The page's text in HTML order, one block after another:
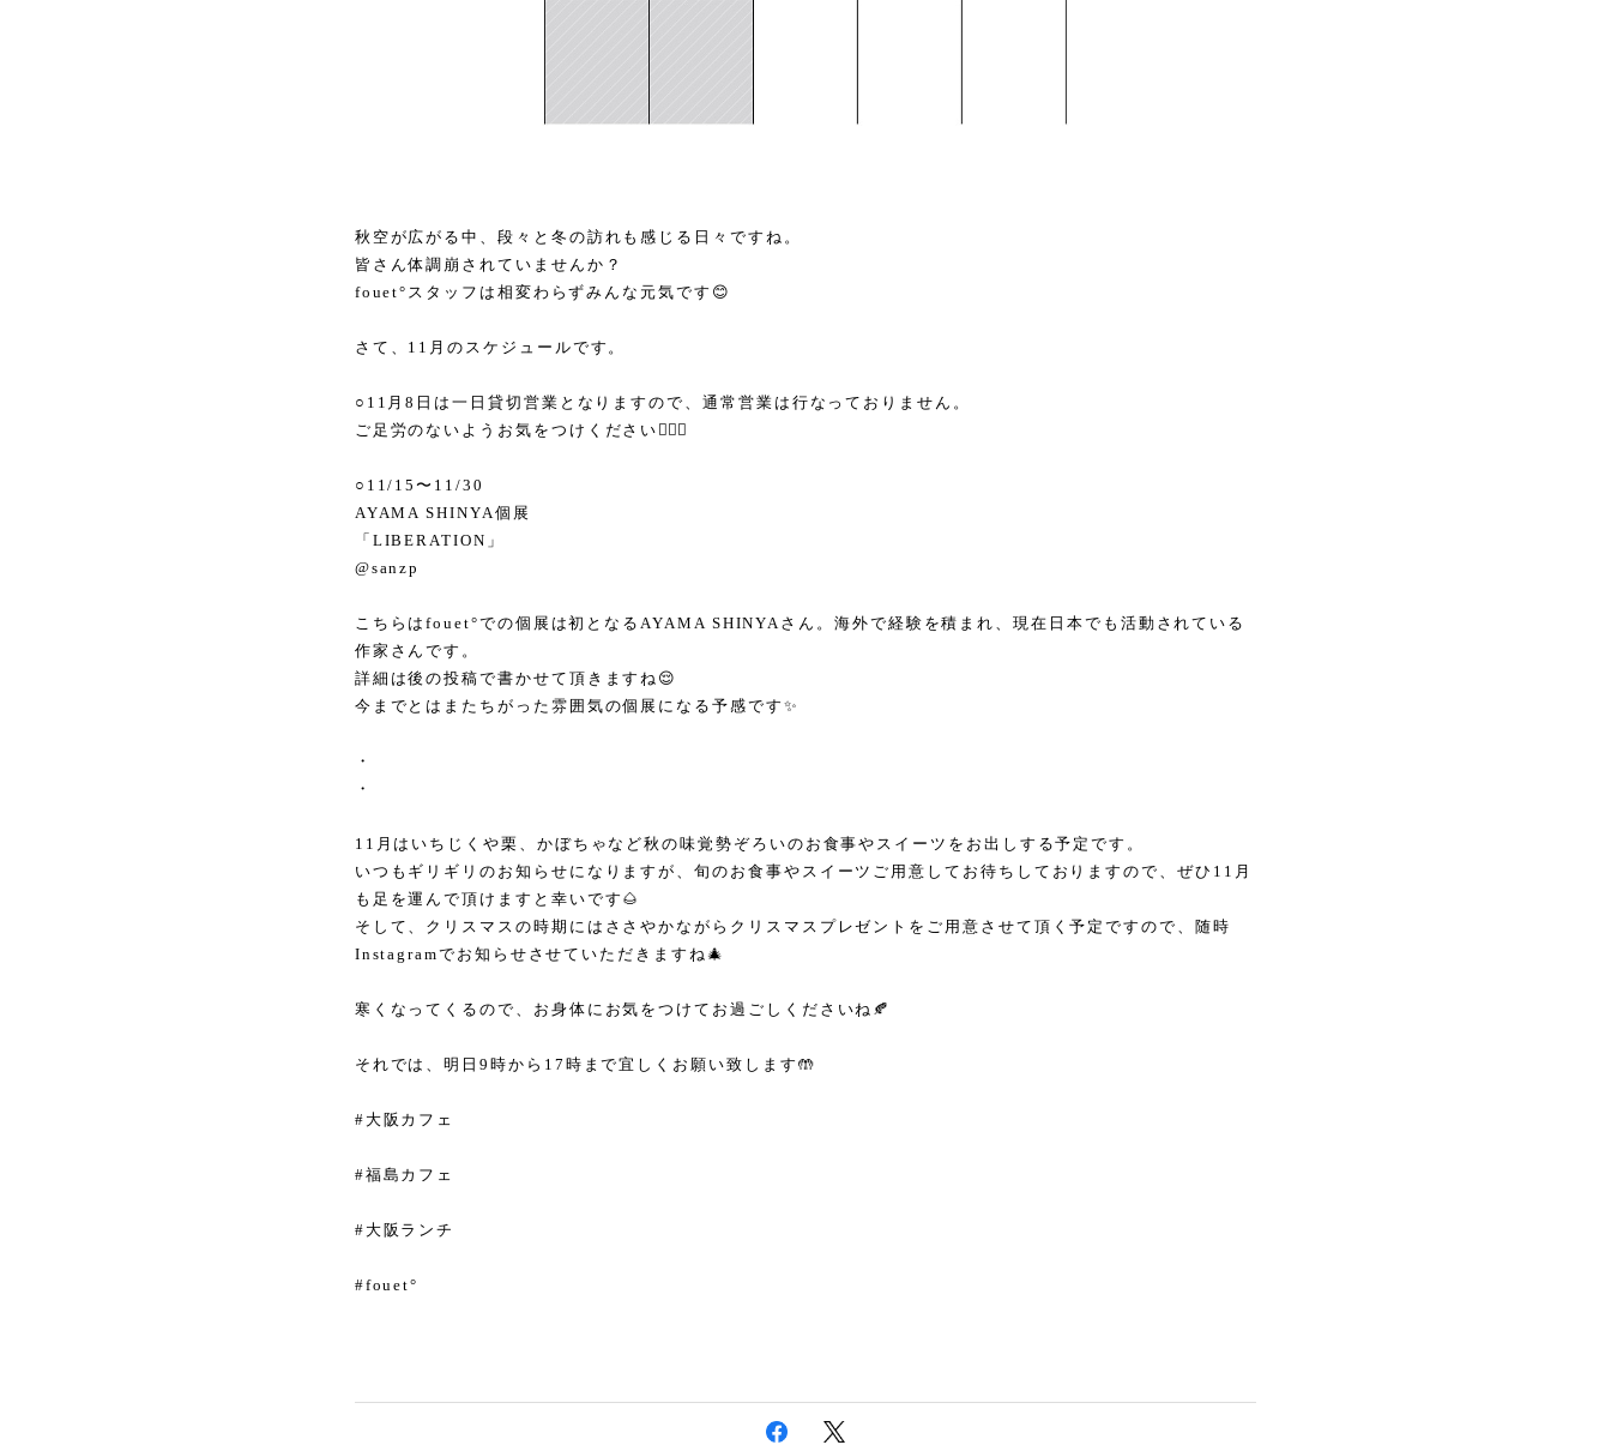
秋空が広がる中、段々と冬の訪れも感じる日々ですね。
皆さん体調崩されていませんか？
fouet°スタッフは相変わらずみんな元気です😊
さて、11月のスケジュールです。
○11月8日は一日貸切営業となりますので、通常営業は行なっておりません。
ご足労のないようお気をつけください🙇🏻‍♀️
○11/15〜11/30
AYAMA SHINYA個展
「LIBERATION」
@sanzp
こちらはfouet°での個展は初となるAYAMA SHINYAさん。海外で経験を積まれ、現在日本でも活動されている
作家さんです。
詳細は後の投稿で書かせて頂きますね😌
今までとはまたちがった雰囲気の個展になる予感です✨
・
・
11月はいちじくや栗、かぼちゃなど秋の味覚勢ぞろいのお食事やスイーツをお出しする予定です。
いつもギリギリのお知らせになりますが、旬のお食事やスイーツご用意してお待ちしておりますので、ぜひ11月
も足を運んで頂けますと幸いです🌰
そして、クリスマスの時期にはささやかながらクリスマスプレゼントをご用意させて頂く予定ですので、随時
Instagramでお知らせさせていただきますね🎄
寒くなってくるので、お身体にお気をつけてお過ごしくださいね🍂
それでは、明日9時から17時まで宜しくお願い致します🤲
#大阪カフェ
#福島カフェ
#大阪ランチ
#fouet°